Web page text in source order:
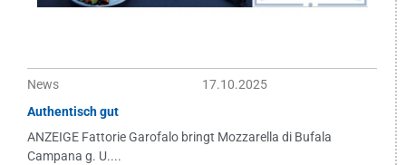
News
17.10.2025
Authentisch gut
ANZEIGE Fattorie Garofalo bringt Mozzarella di Bufala
Campana g. U....